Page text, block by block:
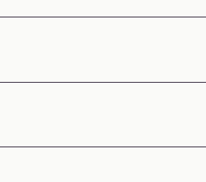
Tuck)